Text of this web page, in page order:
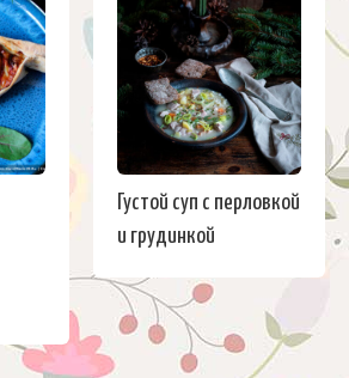
Густой суп с перловкой
и грудинкой